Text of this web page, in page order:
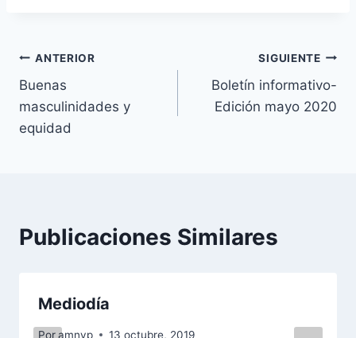
Navegación
de
entradas
ANTERIOR
Buenas
masculinidades y
equidad
SIGUIENTE
Boletín informativo-
Edición mayo 2020
Publicaciones Similares
Mediodía
Poramnyp 13 octubre, 2019